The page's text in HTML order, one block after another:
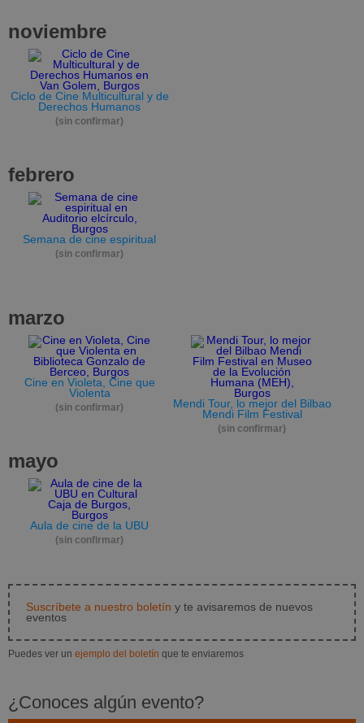
noviembre
Ciclo de Cine Multicultural y de
Derechos Humanos
(sin confirmar)
febrero
Semana de cine espiritual
(sin confirmar)
marzo
Cine en Violeta, Cine que
Violenta
(sin confirmar)
Mendi Tour, lo mejor del Bilbao
Mendi Film Festival
(sin confirmar)
mayo
Aula de cine de la UBU
(sin confirmar)
Suscríbete a nuestro boletín y te avisaremos de nuevos
eventos
Puedes ver un ejemplo del boletín que te enviaremos
¿Conoces algún evento?